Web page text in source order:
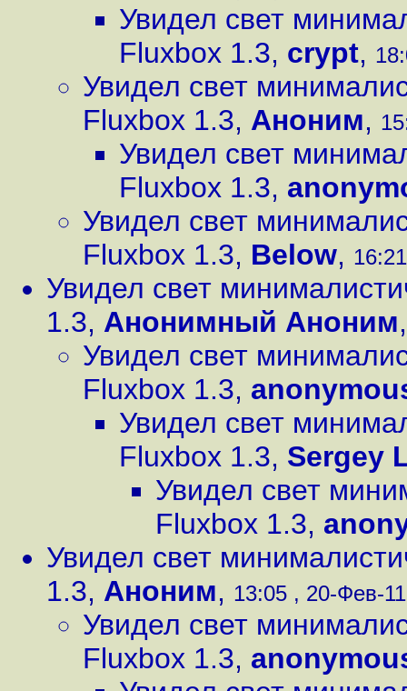
Увидел свет
Fluxbox 1.3, crypt,
Увидел свет
Fluxbox 1.3, Аноним,
Увидел свет
Fluxbox 1.3,
Увидел свет
Fluxbox 1.3, Below,
Увидел свет
1.3, Анонимный Аноним
Увидел свет
Fluxbox 1.3,
Увидел свет
Fluxbox 1.3, Sergey
Увидел свет
Fluxbox 1.3,
Увидел свет
1.3, Аноним, 13:05 , 20-Фев-
Увидел свет
Fluxbox 1.3,